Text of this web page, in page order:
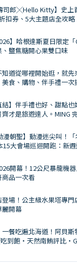
司郎╳Hello Kitty】史上
扣券、5大主題店全攻略
】哈根達斯夏日限定
鹽焦糖開心果雙口味
道從哪裡開始逛，就
食、購物、伴手禮一次
結】伴手禮也好、甜點
才是旅遊達人。MING
漫朝聖】動漫迷尖叫！
15大會場巡迴開跑：新
開幕！12公尺暴龍機
品一次看
場！公主級水果塔專
麗開幕
一餐吃遍北海道！阿貝
到飽・天然南鮪評比・